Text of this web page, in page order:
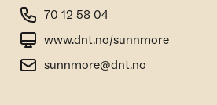
70 12 58 04
www.dnt.no/sunnmore
sunnmore@dnt.no